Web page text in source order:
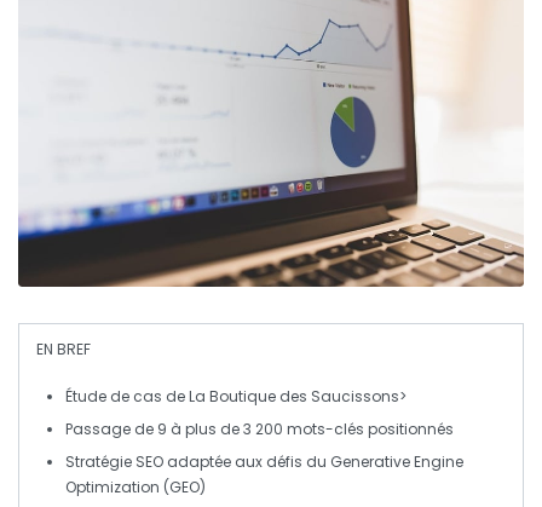
EN BREF
Étude de cas deLa Boutique des Saucissons>
Passage de 9 à plus de3 200 mots-clés positionnés
Stratégie SEO adaptée aux défis du Generative Engine
Optimization (GEO)